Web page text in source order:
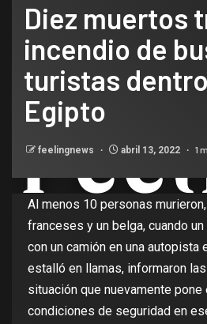
Diez muertos
incendio de
turistas
Egipto
feelingnews abril 13, 2022 1
Al menos 10 personas
franceses y un belga, cuando
con un camión en una autopista
estalló en llamas, informaron
situación que nuevamente pone
condiciones de seguridad en